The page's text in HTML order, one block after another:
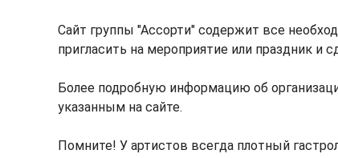
Сайт группы "Ассорти" содержит все
пригласить на мероприятие или праздник и
Более подробную информацию об
указанным на сайте.
Помните! У артистов всегда плотный